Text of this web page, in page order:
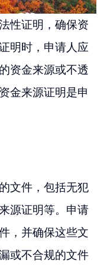
性证明，确保资
明时，申请人应
资金来源或不透
金来源证明是申
文件，包括无犯
源证明等。申请
，并确保这些文
或不合规的文件